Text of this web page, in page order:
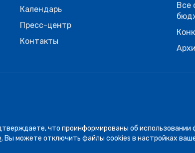
Календарь
Пресс-центр
Контакты
Все
значит, что мы публикуем подборку фото
что проинформированы об использовании
. Вы можете отключить файлы cookies в настройках